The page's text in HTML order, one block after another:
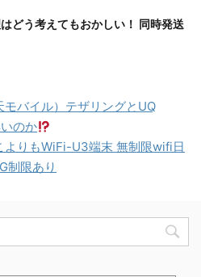
どう考えてもおかしい！ 同時発送
バイル）テザリングとUQ
のか
よりもWiFi-U3端末 無制限wifi日
限あり